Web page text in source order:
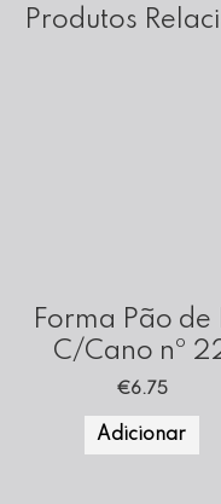
Produtos
Forma Pão de
C/Cano nº
€6.75
Adicionar